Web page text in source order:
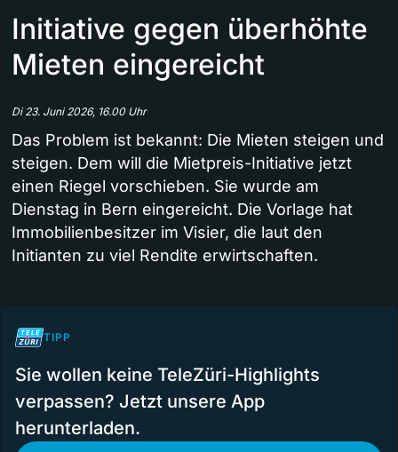
Initiative gegen überhöhte
Mieten eingereicht
Di 23. Juni 2026, 16.00 Uhr
Das Problem ist bekannt: Die Mieten steigen und
steigen. Dem will die Mietpreis-Initiative jetzt
einen Riegel vorschieben. Sie wurde am
Dienstag in Bern eingereicht. Die Vorlage hat
Immobilienbesitzer im Visier, die laut den
Initianten zu viel Rendite erwirtschaften.
TIPP
Sie wollen keine TeleZüri-Highlights
verpassen? Jetzt unsere App
herunterladen.